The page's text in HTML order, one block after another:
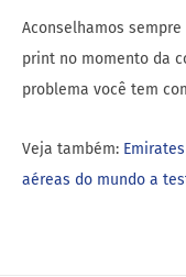
Aconselhamos
print no momento da
problema você tem
Veja também:
aéreas do mundo a